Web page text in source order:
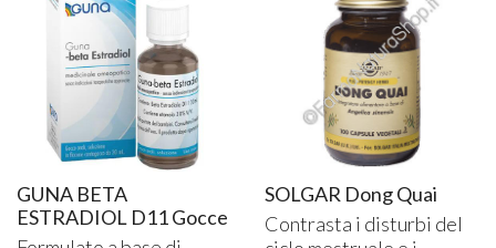
GUNA BETA
ESTRADIOL D11 Gocce
SOLGAR Dong Quai
Contrasta i disturbi del